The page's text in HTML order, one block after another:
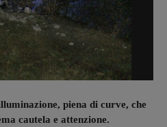
piena di curve, che
cautela e attenzione.